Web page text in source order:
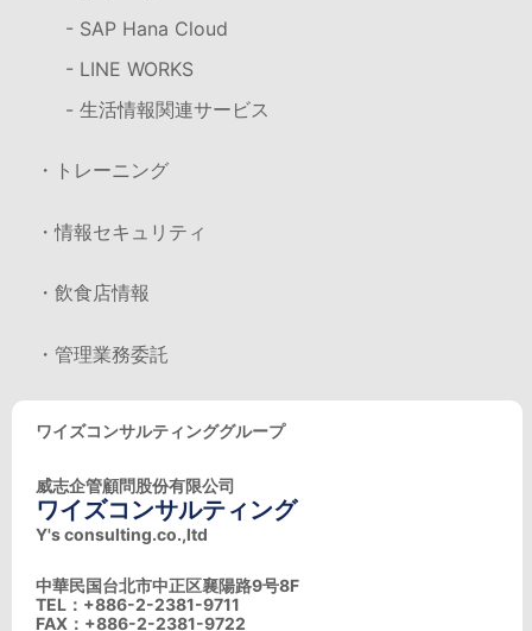
- SAP Hana Cloud
- LINE WORKS
- 生活情報関連サービス
・トレーニング
・情報セキュリティ
・飲食店情報
・管理業務委託
ワイズコンサルティンググループ
威志企管顧問股份有限公司
ワイズコンサルティング
Y's consulting.co.,ltd
中華民国台北市中正区襄陽路9号8F
TEL：+886-2-2381-9711
FAX：+886-2-2381-9722